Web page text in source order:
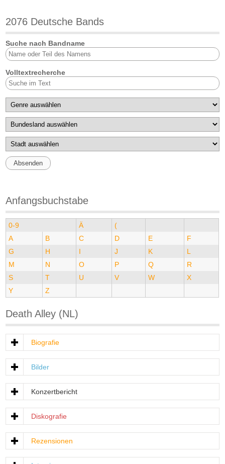
2076 Deutsche Bands
Suche nach Bandname
Volltextrecherche
Anfangsbuchstabe
0-9 Ä
(
A
B C D E
F
G
H I J K
L
M
N O P Q
R
S
T U V W
X
Y
Z
Death Alley (NL)
Biografie
Bilder
Konzertbericht
Diskografie
Rezensionen